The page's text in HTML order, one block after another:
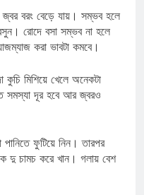
বরং বেড়ে যায়। সম্ভব হলে
রোদে বসা সম্ভব না হলে
করা ভাবটা কমবে।
মিশিয়ে খেলে অনেকটা
সমস্যা দূর হবে আর জ্বরও
ফুটিয়ে নিন। তারপর
দু চামচ করে খান। গলায় বেশ